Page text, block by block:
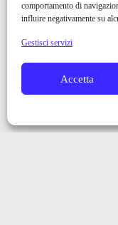
comportamento di
influire negativamente su
Gestisci servizi
Accetta